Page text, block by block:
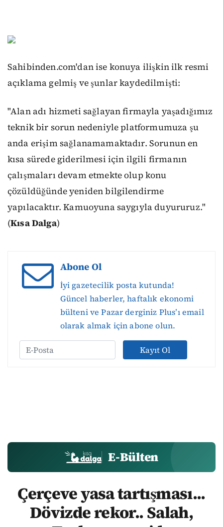
Sahibinden.com'dan ise konuya ilişkin ilk resmi
açıklama gelmiş ve şunlar kaydedilmişti:
"Alan adı hizmeti sağlayan firmayla yaşadığımız
teknik bir sorun nedeniyle platformumuza şu
anda erişim sağlanamamaktadır. Sorunun en
kısa sürede giderilmesi için ilgili firmanın
çalışmaları devam etmekte olup konu
çözüldüğünde yeniden bilgilendirme
yapılacaktır. Kamuoyuna saygıyla duyururuz."
(Kısa Dalga)
Abone Ol
İyi gazetecilik posta kutunda!
Güncel haberler, haftalık ekonomi
bülteni ve Pazar derginiz Plus’ı email
olarak almak için abone olun.
Kayıt Ol
E-Bülten
Çerçeve yasa tartışması...
Dövizde rekor.. Salah,